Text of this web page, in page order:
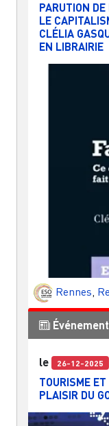
PARUTION
LE
CLÉLIA
EN LIBRAIRIE
Rennes,
Événement
le 26-12-2025
TOURISME ET
PLAISIR DU